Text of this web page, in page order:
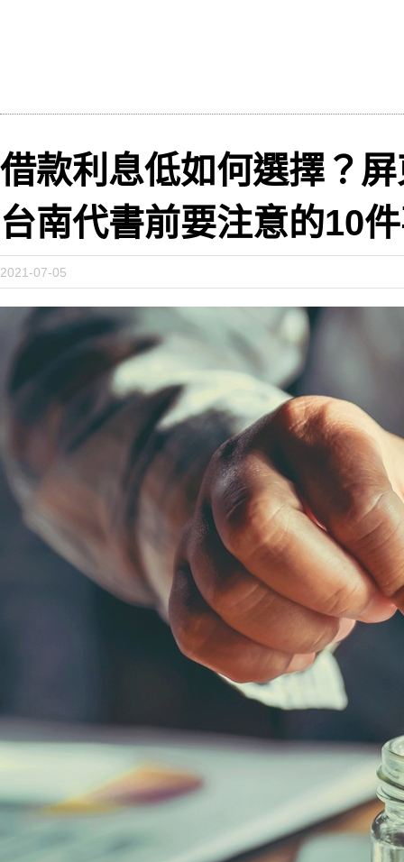
借款利息低如何選擇？
台南代書前要注意的10
2021-07-05